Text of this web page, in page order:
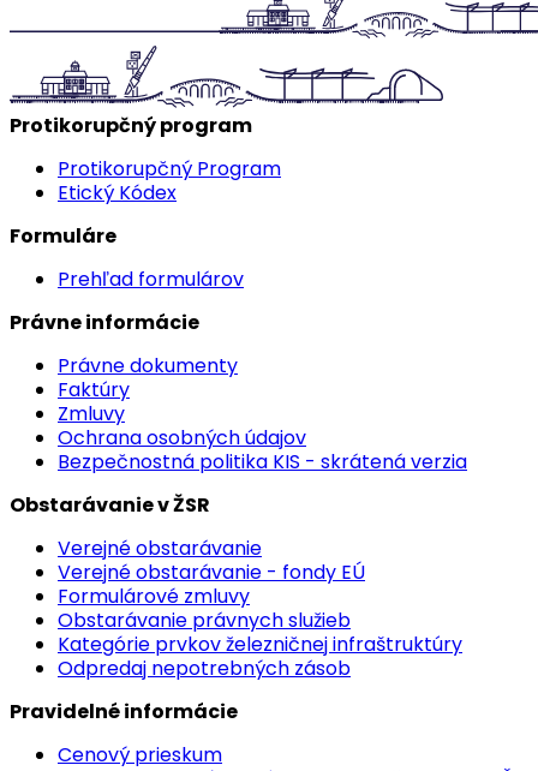
Protikorupčný program
Protikorupčný Program
Etický Kódex
Formuláre
Prehľad formulárov
Právne informácie
Právne dokumenty
Faktúry
Zmluvy
Ochrana osobných údajov
Bezpečnostná politika KIS - skrátená verzia
Obstarávanie v ŽSR
Verejné obstarávanie
Verejné obstarávanie - fondy EÚ
Formulárové zmluvy
Obstarávanie právnych služieb
Kategórie prvkov železničnej infraštruktúry
Odpredaj nepotrebných zásob
Pravidelné informácie
Cenový prieskum